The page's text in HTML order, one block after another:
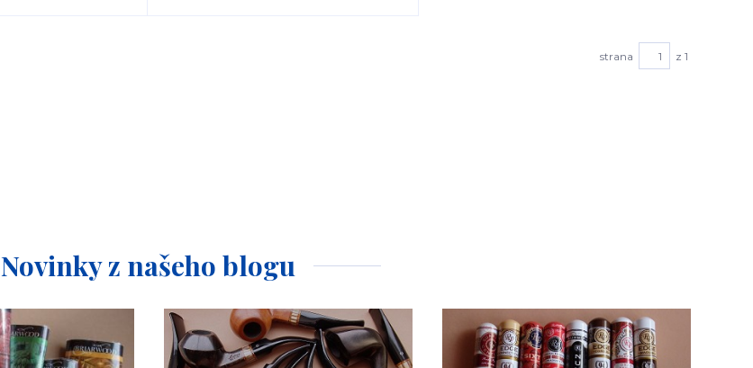
strana z 1
Novinky z našeho blogu